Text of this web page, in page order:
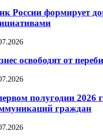
России формирует
освободят от
полугодии 2026
граждан